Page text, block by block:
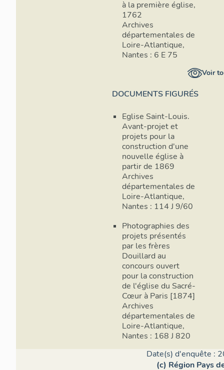
à la première église,
1762
Archives
départementales de
Loire-Atlantique,
Nantes : 6 E 75
Voir
DOCUMENTS FIGURÉS
Eglise Saint-Louis.
Avant-projet et
projets pour la
construction d'une
nouvelle église à
partir de 1869
Archives
départementales de
Loire-Atlantique,
Nantes : 114 J 9/60
Photographies des
projets présentés
par les frères
Douillard au
concours ouvert
pour la construction
de l'église du Sacré-
Cœur à Paris [1874]
Archives
départementales de
Loire-Atlantique,
Nantes : 168 J 820
Date(s) d'enquête :
(c) Région Pays